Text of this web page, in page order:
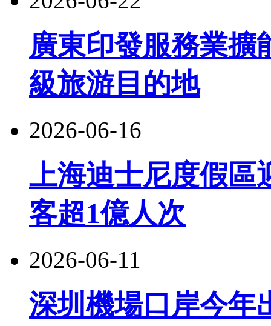
廣東印發服務業擴
級旅游目的地
2026-06-16
上海迪士尼度假區
客超1億人次
2026-06-11
深圳機場口岸今年